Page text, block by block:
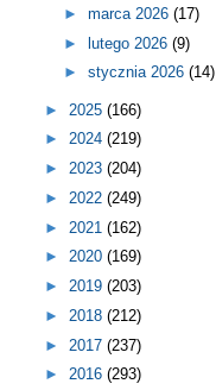
► marca 2026 (17)
► lutego 2026 (9)
► stycznia 2026 (14)
► 2025 (166)
► 2024 (219)
► 2023 (204)
► 2022 (249)
► 2021 (162)
► 2020 (169)
► 2019 (203)
► 2018 (212)
► 2017 (237)
► 2016 (293)